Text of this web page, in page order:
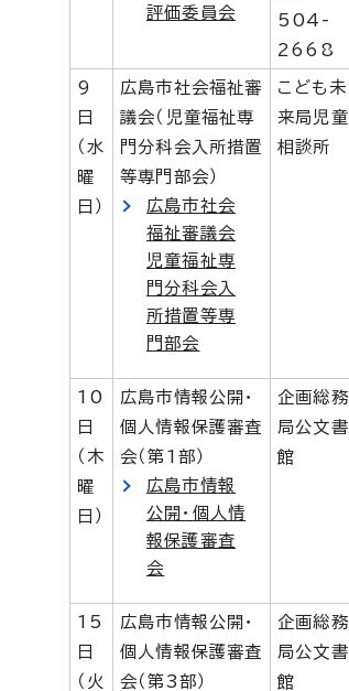
評価委員会
504-
2668
9
日
（水
曜
日）
広島市社会福祉審
議会（児童福祉専
門分科会入所措置
等専門部会）
広島市社会
福祉審議会
児童福祉専
門分科会入
所措置等専
門部会
こども未
来局児童
相談所
10
日
（木
曜
日）
広島市情報公開・
個人情報保護審査
会（第1部）
広島市情報
公開・個人情
報保護審査
会
企画総務
局公文書
館
15
日
（火
広島市情報公開・
個人情報保護審査
会（第3部）
企画総務
局公文書
館